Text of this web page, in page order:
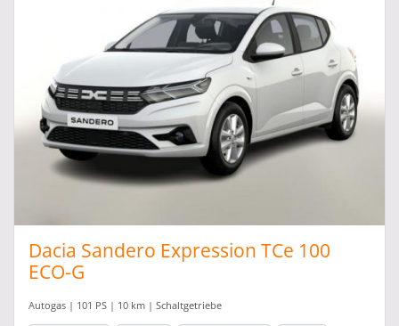
Dacia Sandero Expression TCe 100
ECO-G
Autogas | 101 PS | 10 km | Schaltgetriebe